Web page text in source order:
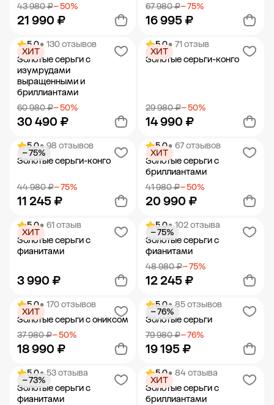
43 980 ₽− 50%
21 990 ₽
Добавить в корзину
67 980 ₽− 75%
16 995 ₽
Добавить в корзину
5.0• 130 отзывов
Золотые серьги с
изумрудами
выращенными и
бриллиантами
60 980 ₽− 50%
30 490 ₽
ХИТ
Добавить в корзину
5.0• 71 отзыв
Золотые серьги-конго
29 980 ₽− 50%
14 990 ₽
ХИТ
Добавить в корзину
5.0• 98 отзывов
Золотые серьги-конго
44 980 ₽− 75%
11 245 ₽
− 75%
Добавить в корзину
5.0• 67 отзывов
Золотые серьги с
бриллиантами
41 980 ₽− 50%
20 990 ₽
ХИТ
Добавить в корзину
5.0• 61 отзыв
Золотые серьги с
фианитами
3 990 ₽
ХИТ
Добавить в корзину
5.0• 102 отзыва
Золотые серьги с
фианитами
48 980 ₽− 75%
12 245 ₽
− 75%
Добавить в корзину
5.0• 170 отзывов
Золотые серьги с ониксом
37 980 ₽− 50%
18 990 ₽
ХИТ
Добавить в корзину
5.0• 85 отзывов
Золотые серьги
79 980 ₽− 76%
19 195 ₽
− 76%
Добавить в корзину
5.0• 53 отзыва
Золотые серьги с
фианитами
− 73%
5.0• 84 отзыва
Золотые серьги с
бриллиантами
ХИТ